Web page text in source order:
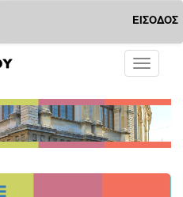
ΕΙΣΟΔΟΣ
Toggle